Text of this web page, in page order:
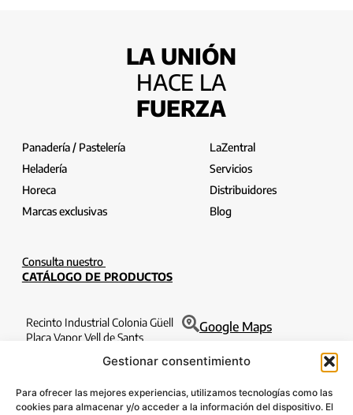
Gestionar consentimiento
Para ofrecer las mejores experiencias, utilizamos tecnologías como las
cookies para almacenar y/o acceder a la información del dispositivo. El
LA UNIÓN
HACE LA
FUERZA
Panadería / Pastelería
Heladería
Horeca
Marcas exclusivas
LaZentral
Servicios
Distribuidores
Blog
Consulta nuestro
CATÁLOGO DE PRODUCTOS
Recinto Industrial Colonia Güell
Plaça Vapor Vell de Sants
Barcelona
T. 932 630 184
Google Maps